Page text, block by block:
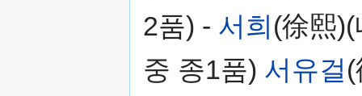
2품) - 서희(徐熙
중 종1품) 서유걸